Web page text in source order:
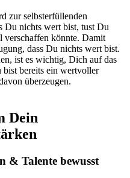
zur selbsterfüllenden
Du nichts wert bist, tust Du
verschaffen könnte. Damit
dass Du nichts wert bist.
ist es wichtig, Dich auf das
bist bereits ein wertvoller
überzeugen.
Dein
& Talente bewusst